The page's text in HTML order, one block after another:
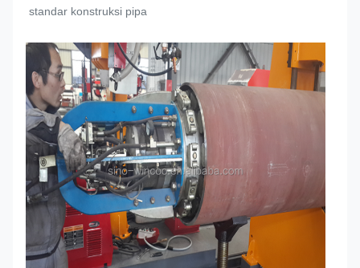
standar konstruksi pipa